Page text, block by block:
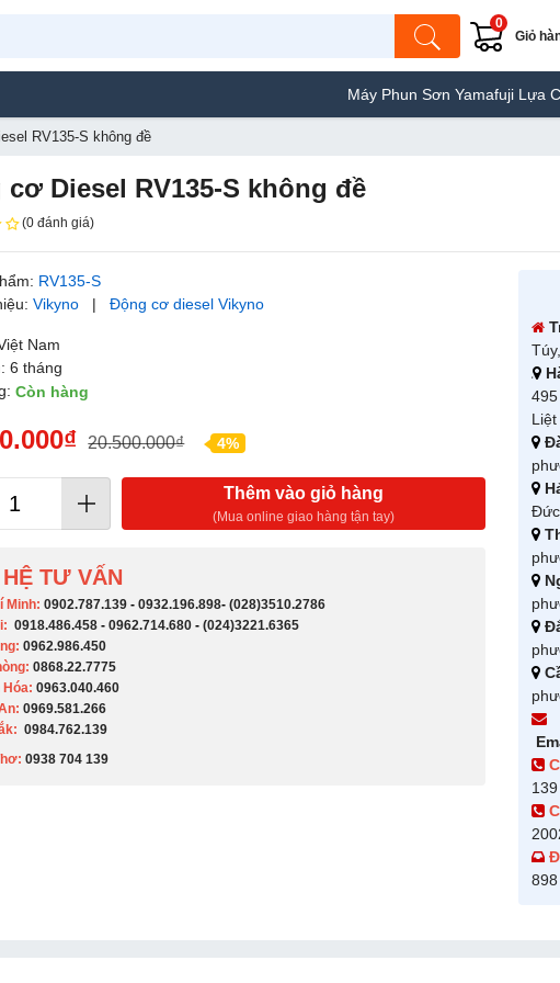
Giỏ
0
Máy Phun Sơn Yamafuji Lựa Chọn Tối
RV135-S không đề
Diesel RV135-S không đề
(0 đánh giá)
RV135-S
Vikyno |Động cơ diesel Vikyno
Nam
6 tháng
Còn hàng
20.500.000₫ 4%
Thêm vào giỏ hàng
(Mua online giao hàng tận tay)
TƯ VẤN
Minh:0902.787.139 -0932.196.898-(028)3510.2786
0918.486.458 -0962.714.680 -(024)3221.6365
0962.986.450
0868.22.7775
Hóa:0963.040.460
0969.581.266
0984.762.139
0938 704 139​
Liệt
139
898